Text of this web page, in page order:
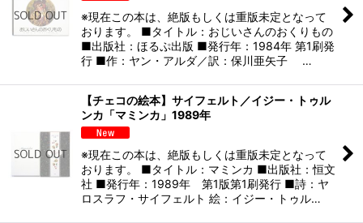
※現在この本は、絶版もしくは重版未定となって
おります。 ■タイトル：おじいさんのおくりもの
■出版社：ほるぷ出版 ■発行年：1984年 第1刷発
行 ■作：ヤン・アルダ／訳：保川亜矢子 …
【チェコの絵本】サイフェルト／イジー・トゥル
ンカ「マミンカ」1989年
※現在この本は、絶版もしくは重版未定となって
おります。 ■タイトル：マミンカ ■出版社：恒文
社 ■発行年：1989年 第1版第1刷発行 ■詩：ヤ
ロスラフ・サイフェルト 絵：イジー・トゥル…